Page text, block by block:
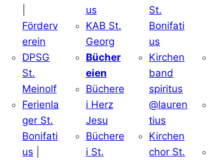
Förderv
erein
DPSG
St.
Meinolf
Ferienla
ger St.
Bonifati
us
us
KAB St.
Georg
Bücher
eien
Büchere
i Herz
Jesu
Büchere
i St.
St.
Bonifati
us
Kirchen
band
spiritus
@lauren
tius
Kirchen
chor St.